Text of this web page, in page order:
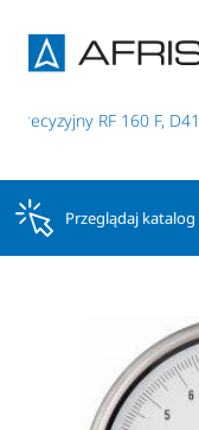
precyzyjny RF 160 F,
Przeglądaj